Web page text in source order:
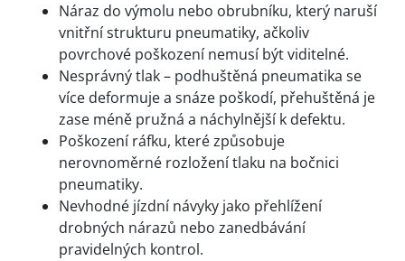
Náraz do výmolu nebo obrubníku, který naruší
vnitřní strukturu pneumatiky, ačkoliv
povrchové poškození nemusí být viditelné.
Nesprávný tlak – podhuštěná pneumatika se
více deformuje a snáze poškodí, přehuštěná je
zase méně pružná a náchylnější k defektu.
Poškození ráfku, které způsobuje
nerovnoměrné rozložení tlaku na bočnici
pneumatiky.
Nevhodné jízdní návyky jako přehlížení
drobných nárazů nebo zanedbávání
pravidelných kontrol.